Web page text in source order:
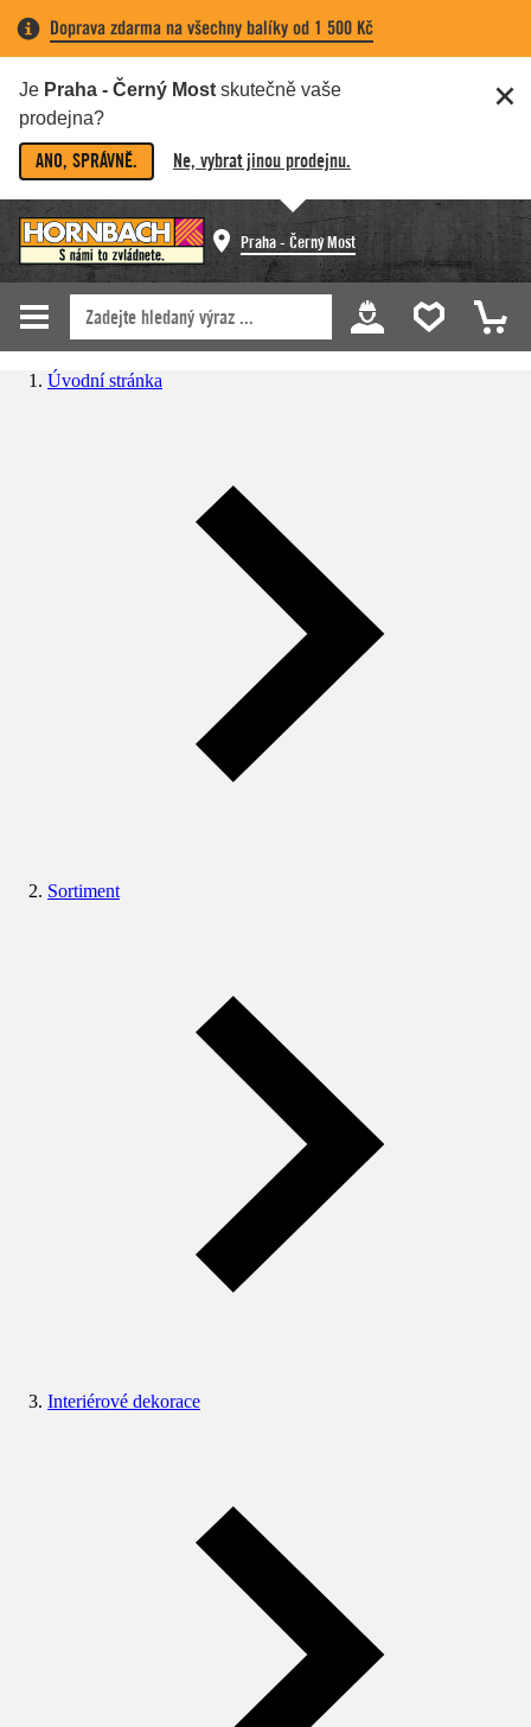
Doprava zdarma na všechny balíky od 1 500 Kč
Je Praha - Černý Most skutečně vaše
prodejna?
ANO, SPRÁVNĚ. Ne, vybrat jinou prodejnu.
Praha - Černý Most
Úvodní stránka
Sortiment
Interiérové dekorace